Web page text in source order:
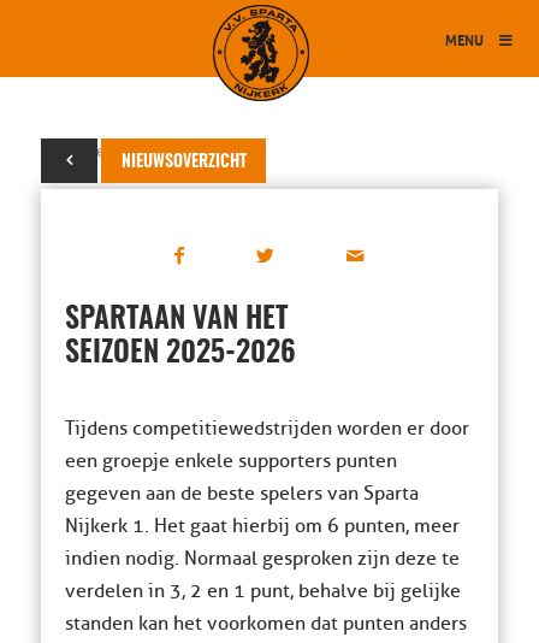
MENU
NIEUWSOVERZICHT
14 september 2025
SPARTAAN VAN HET
SEIZOEN 2025-2026
Tijdens competitiewedstrijden worden er door
een groepje enkele supporters punten
gegeven aan de beste spelers van Sparta
Nijkerk 1. Het gaat hierbij om 6 punten, meer
indien nodig. Normaal gesproken zijn deze te
verdelen in 3, 2 en 1 punt, behalve bij gelijke
standen kan het voorkomen dat punten anders